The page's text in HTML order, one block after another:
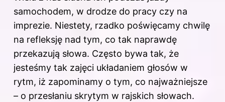
samochodem, w drodze do pracy czy na
imprezie. Niestety, rzadko poświęcamy chwilę
na refleksję nad tym, co tak naprawdę
przekazują słowa. Często bywa tak, że
jesteśmy tak zajęci układaniem głosów w
rytm, iż zapominamy o tym, co najważniejsze
– o przesłaniu skrytym w rajskich słowach.